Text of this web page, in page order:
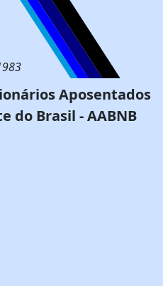
Aposentados
do Brasil - AABNB